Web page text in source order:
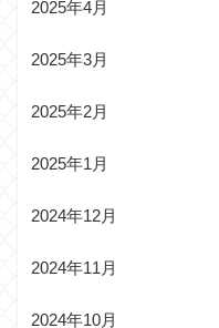
2025年4月
2025年3月
2025年2月
2025年1月
2024年12月
2024年11月
2024年10月